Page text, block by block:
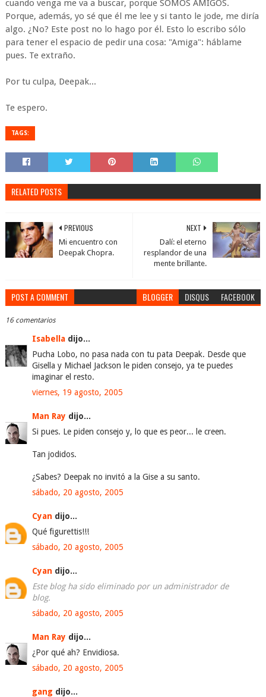
cuando venga me va a buscar, porque SOMOS AMIGOS.
Porque, además, yo sé que él me lee y si tanto le jode, me diría
algo. ¿No? Este post no lo hago por él. Esto lo escribo sólo
para tener el espacio de pedir una cosa: "Amiga": háblame
pues. Te extraño.
Por tu culpa, Deepak...
Te espero.
TAGS:
RELATED POSTS
NEXT
Dalí: el eterno
resplandor de una
mente brillante.
PREVIOUS
Mi encuentro con
Deepak Chopra.
POST A COMMENT BLOGGER DISQUS FACEBOOK
16 comentarios
Isabelladijo...
Pucha Lobo, no pasa nada con tu pata Deepak. Desde que
Gisella y Michael Jackson le piden consejo, ya te puedes
imaginar el resto.
viernes, 19 agosto, 2005
Man Ray dijo...
Si pues. Le piden consejo y, lo que es peor... le creen.
Tan jodidos.
¿Sabes? Deepak no invitó a la Gise a su santo.
sábado, 20 agosto, 2005
Cyan dijo...
Qué figurettis!!!
sábado, 20 agosto, 2005
Cyan dijo...
Este blog ha sido eliminado por un administrador de
blog.
sábado, 20 agosto, 2005
Man Ray dijo...
¿Por qué ah? Envidiosa.
sábado, 20 agosto, 2005
gang dijo...